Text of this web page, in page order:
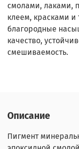
смолами, лаками,
клеем, красками и
благородные
качество,
смешиваемость.
Описание
Пигмент